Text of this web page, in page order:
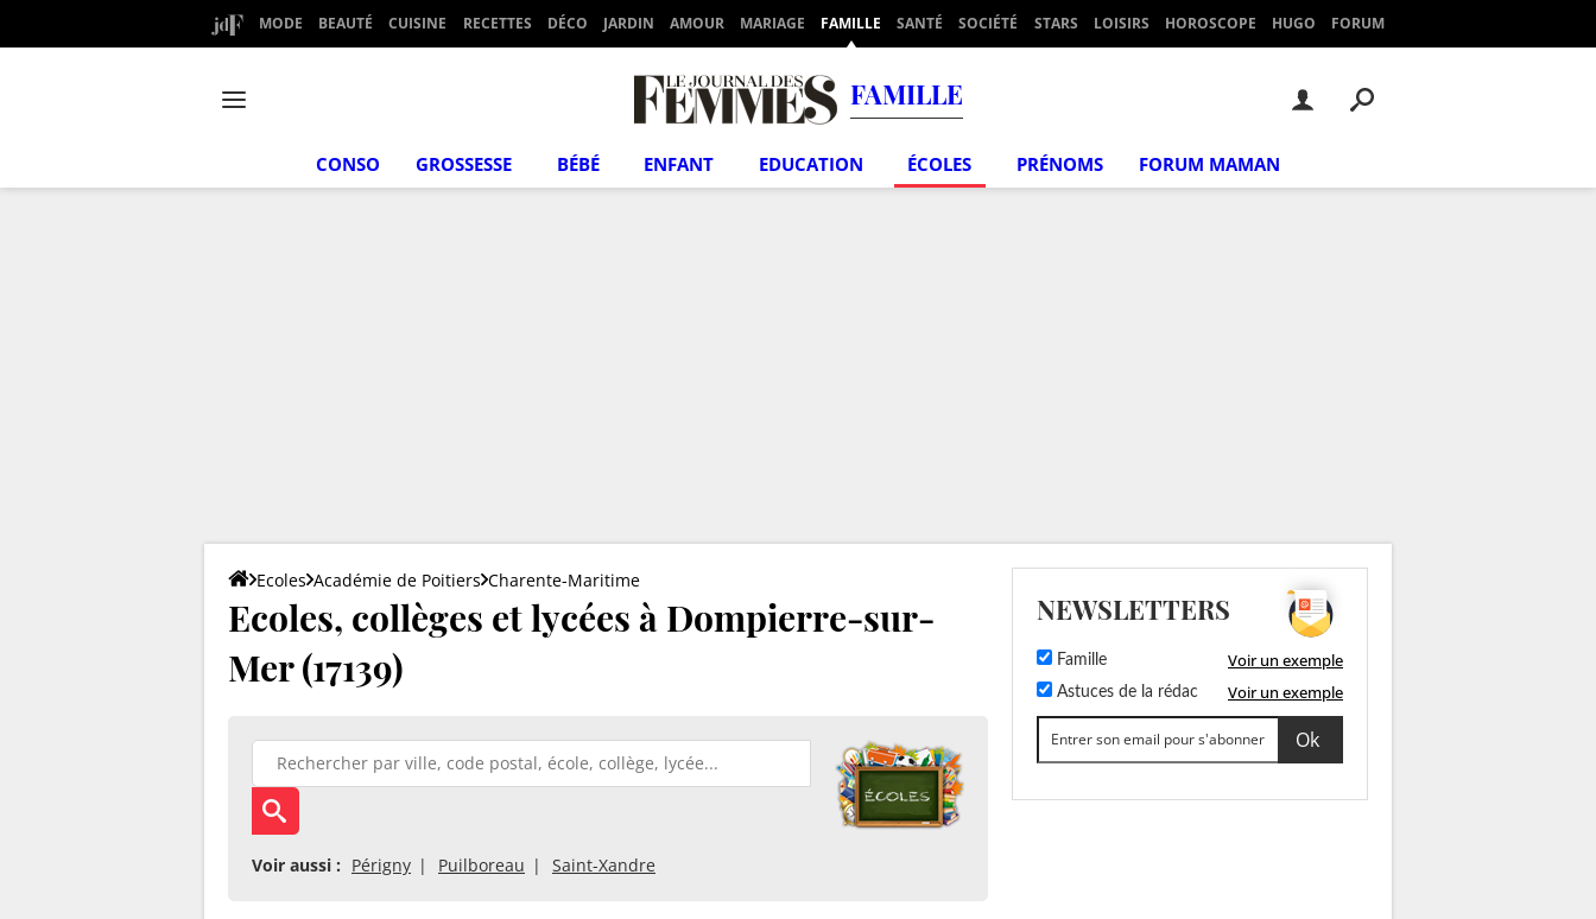
MODE BEAUTÉ CUISINE RECETTES DÉCO JARDIN AMOUR MARIAGE FAMILLE SANTÉ SOCIÉTÉ STARS LOISIRS HOROSCOPE HUGO FORUM
FAMILLE
CONSO GROSSESSE BÉBÉ ENFANT EDUCATION ÉCOLES PRÉNOMS FORUM MAMAN
Ecoles Académie de Poitiers Charente-Maritime
Ecoles, collèges et lycées à Dompierre-sur-
Mer (17139)
Voir aussi : Périgny Puilboreau Saint-Xandre
NEWSLETTERS
Famille Voir un exemple
Astuces de la rédac Voir un exemple